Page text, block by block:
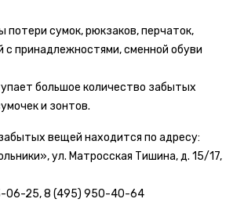
потери сумок, рюкзаков, перчаток,
принадлежностями, сменной обуви
большое количество забытых
и зонтов.
вещей находится по адресу:
ул. Матросская Тишина, д. 15/17,
06-25, 8 (495) 950-40-64